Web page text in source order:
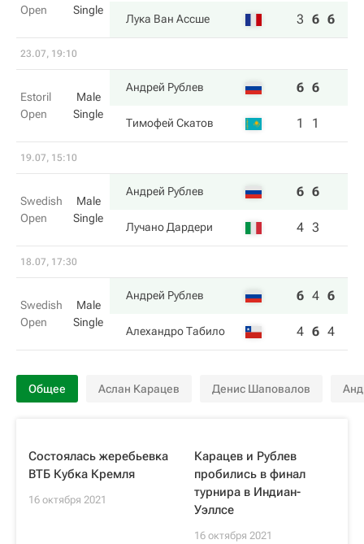
Open
Single
Лука Ван Ассше 3 6 6
23.07, 19:10
Estoril
Open
Male
Single
Андрей Рублев 6 6
Тимофей Скатов 1 1
19.07, 15:10
Swedish
Open
Male
Single
Андрей Рублев 6 6
Лучано Дардери 4 3
18.07, 17:30
Swedish
Open
Male
Single
Андрей Рублев 6 4 6
Алехандро Табило 4 6 4
Общее Аслан Карацев Денис Шаповалов
Состоялась жеребьевка
ВТБ Кубка Кремля
16 октября 2021
Карацев и Рублев
пробились в финал
турнира в Индиан-
Уэллсе
16 октября 2021